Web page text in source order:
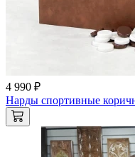
4 990 ₽
Нарды спортивные